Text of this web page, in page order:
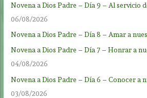
Novena a Dios Padre – Día 9 – Al servicio
06/08/2026
Novena a Dios Padre – Día 8 – Amar a
Novena a Dios Padre – Día 7 – Honrar a
04/08/2026
Novena a Dios Padre – Día 6 – Conocer a
03/08/2026